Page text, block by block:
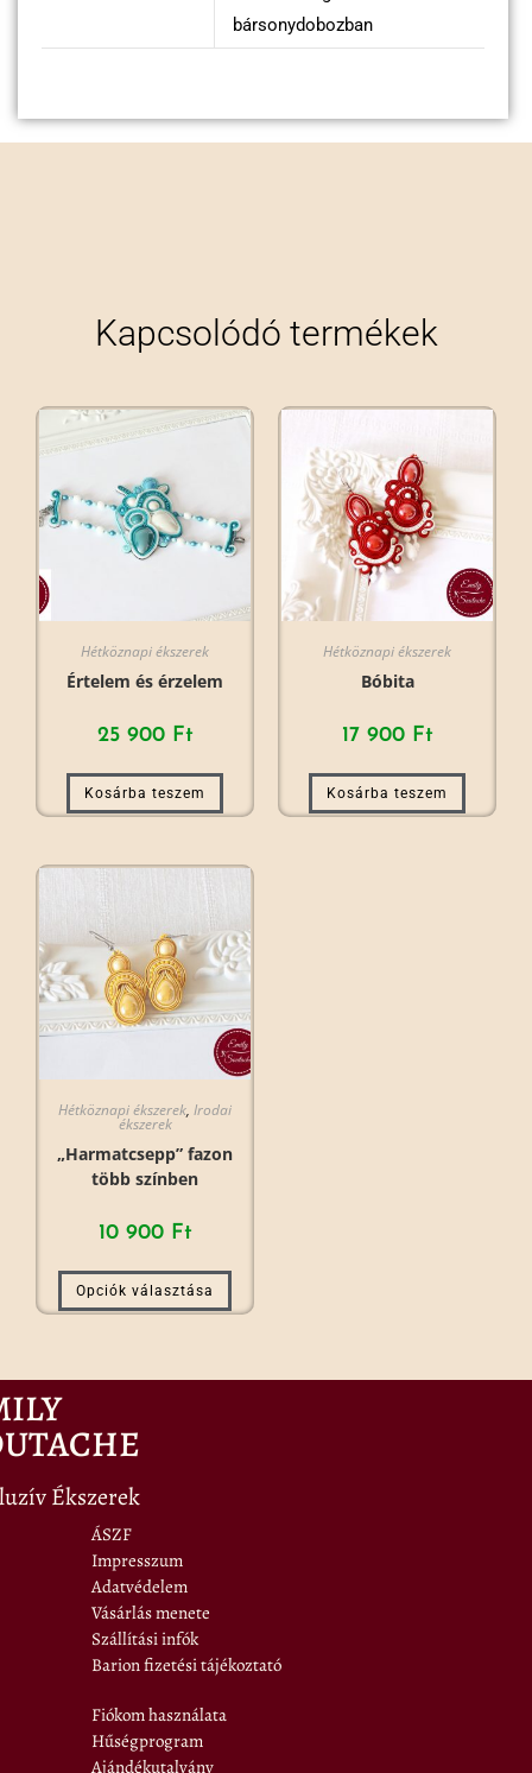
bársonydobozban
Kapcsolódó termékek
Hétköznapi ékszerek
Értelem és érzelem
25 900 Ft
Kosárba teszem
Hétköznapi ékszerek
Bóbita
17 900 Ft
Kosárba teszem
Hétköznapi ékszerek, Irodai
ékszerek
„Harmatcsepp” fazon
több színben
10 900 Ft
Opciók választása
Ékszerek
ÁSZF
Impresszum
Adatvédelem
Vásárlás menete
Szállítási infók
Barion fizetési tájékoztató
Fiókom használata
Hűségprogram
Ajándékutalvány